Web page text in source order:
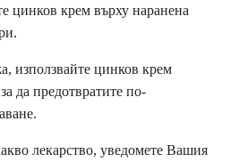
цинков крем върху наранена
използвайте цинков крем
да предотвратите по-
лекарство, уведомете Вашия